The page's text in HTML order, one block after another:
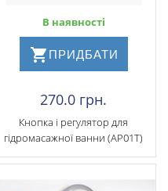
В наявності
ПРИДБАТИ
270.0 грн.
Кнопка і регулятор для
гідромасажної ванни (АР01Т)